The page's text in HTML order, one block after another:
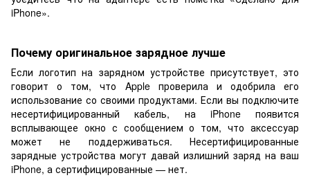
iPhone».
Почему оригинальное зарядное лучше
Если логотип на зарядном устройстве присутствует, это
говорит о том, что Apple проверила и одобрила его
использование со своими продуктами. Если вы подключите
несертифицированный кабель, на iPhone появится
всплывающее окно с сообщением о том, что аксессуар
может не поддерживаться. Несертифицированные
зарядные устройства могут давай излишний заряд на ваш
iPhone, а сертифицированные — нет.